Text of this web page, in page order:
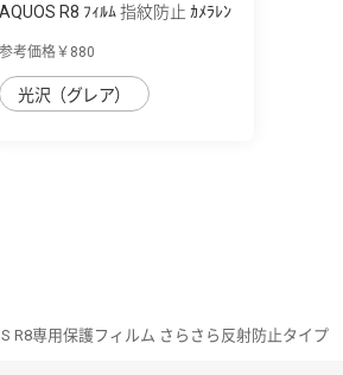
AQUOS R8 ﾌｨﾙﾑ 指紋防止 ｶﾒﾗﾚﾝ
参考価格￥880
光沢（グレア）
R8専用保護フィルム さらさら反射防止タイプ